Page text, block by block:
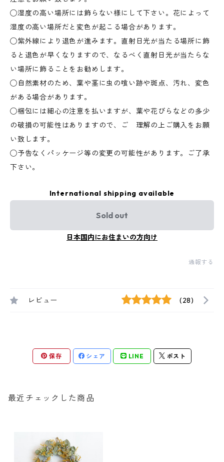
◯湿度の高い場所には飾らない様にして下さい。花によって
湿度の高い場所だと変色が起こる場合があります。
◯紫外線により退色が進みます。直射日光が当たる場所に飾
ると退色が早くなりますので、なるべく直射日光が当たらな
い場所に飾ることをお勧めします。
◯自然素材のため、葉や茎に虫の喰い跡や斑点、汚れ、変色
がある場合があります。
◯梱包には細心の注意を払いますが、葉や花びらなどの多少
の破損の可能性はありますので、ご 理解の上ご購入をお願
い致します。
◯予告なくパッケージ等の変更の可能性があります。ご了承
下さい。
International shipping available
Sold out
日本国内にお住まいの方向け
通報する
レビュー (28)
保存 シェア LINE ポスト
最近チェックした商品